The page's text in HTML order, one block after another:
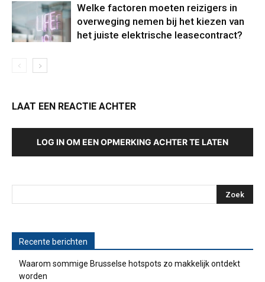
Welke factoren moeten reizigers in
overweging nemen bij het kiezen van
het juiste elektrische leasecontract?
LAAT EEN REACTIE ACHTER
LOG IN OM EEN OPMERKING ACHTER TE LATEN
Recente berichten
Waarom sommige Brusselse hotspots zo makkelijk ontdekt
worden